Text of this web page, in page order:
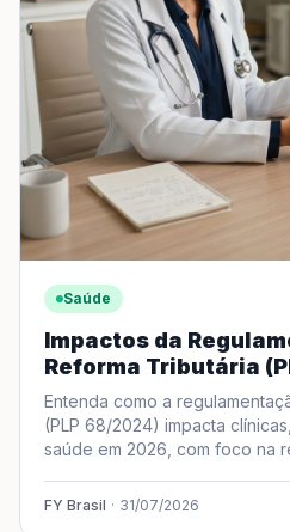
Saúde
Impactos da
Reforma Tributária
Saúde: O Guia
Entenda como a
(PLP 68/2024) impacta
saúde em 2026, com foco na
FY Brasil · 31/07/2026